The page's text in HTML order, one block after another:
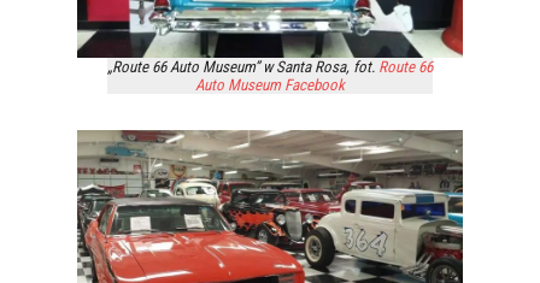
„Route 66 Auto Museum” w Santa Rosa, fot. Route 66
Auto Museum Facebook